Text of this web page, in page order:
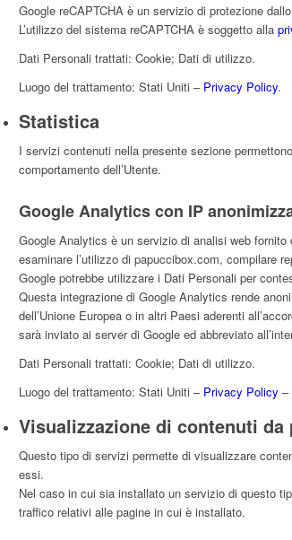
Google reCAPTCHA è un servizio di protezione
L’utilizzo del sistema reCAPTCHA è soggetto alla
Dati Personali trattati: Cookie; Dati di utilizzo.
Luogo del trattamento: Stati Uniti – Privacy Policy.
Statistica
I servizi contenuti nella presente sezione
comportamento dell’Utente.
Google Analytics con IP
Google Analytics è un servizio di analisi web
esaminare l’utilizzo di papuccibox.com, compilare
Google potrebbe utilizzare i Dati Personali per
Questa integrazione di Google Analytics rende
dell’Unione Europea o in altri Paesi aderenti
sarà inviato ai server di Google ed abbreviato
Dati Personali trattati: Cookie; Dati di utilizzo.
Luogo del trattamento: Stati Uniti – Privacy Policy –
Visualizzazione di contenuti
Questo tipo di servizi permette di visualizzare
essi.
Nel caso in cui sia installato un servizio di questo
traffico relativi alle pagine in cui è installato.